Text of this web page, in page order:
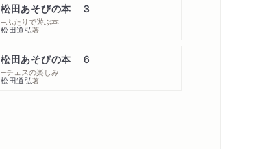
松田あそびの本 ３
─ふたりで遊ぶ本
松田道弘著
松田あそびの本 ６
─チェスの楽しみ
松田道弘著